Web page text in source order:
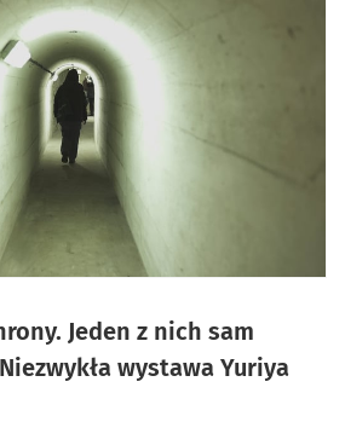
Jeden z nich sam
wystawa Yuriya